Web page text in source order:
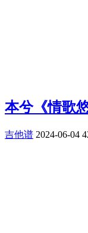
本兮《情歌
吉他谱 2024-06-04